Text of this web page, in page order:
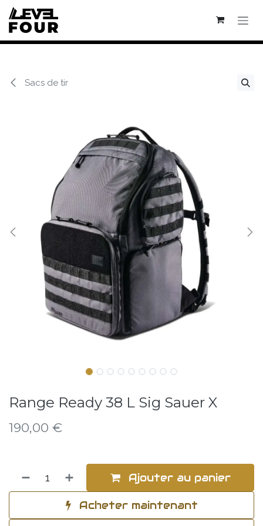
Se rendre au contenu
Sacs de tir
Range Ready 38 L Sig Sauer X
190,00 €
Ajouter au panier
Acheter maintenant